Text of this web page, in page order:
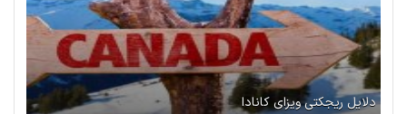
دلایل ریجکتی ویزای کانادا